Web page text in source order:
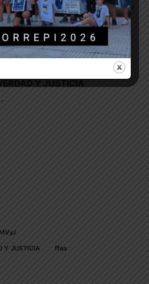
derechos humanos a expresar
estas medidas y el
que este plan nefasto no
Y JUSTICIA
Y JUSTICIA
ffaa